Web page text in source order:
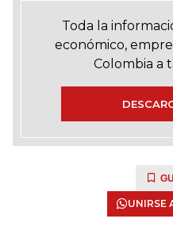
Toda la
económico,
Colombia a
UNIRSE